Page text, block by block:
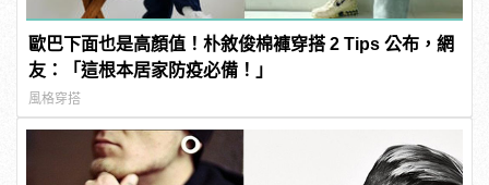
歐巴下面也是高顏值！朴敘俊棉褲穿搭 2 Tips 公布，網
友：「這根本居家防疫必備！」
風格穿搭